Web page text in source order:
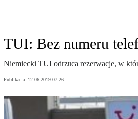
TUI: Bez numeru
Niemiecki TUI odrzuca rezerwacje, w
Publikacja: 12.06.2019 07:26